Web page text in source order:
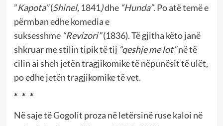
”Kapota”(Shinel, 1841)dhe “Hunda”. Po atë temë e
përmban edhe komedia e
suksesshme “Revizori”(1836). Të gjitha këto janë
shkruar me stilin tipik të tij “qeshje me lot”në të
cilin ai sheh jetën tragjikomike të nëpunësit të ulët,
po edhe jetën tragjikomike të vet.
* * *
Në saje të Gogolit proza në letërsinë ruse kaloi në